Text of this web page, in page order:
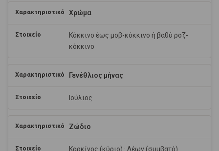
Χρώμα
Κόκκινο έως μοβ-κόκκινο ή βαθύ ροζ-
κόκκινο
Γενέθλιος μήνας
Ιούλιος
Ζώδιο
Καρκίνος (κύριο) · Λέων (συμβατό)